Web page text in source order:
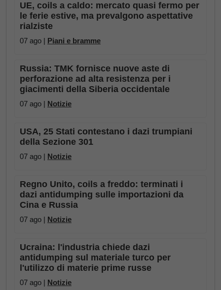
UE, coils a caldo: mercato quasi fermo per
le ferie estive, ma prevalgono aspettative
rialziste
07 ago | Piani e bramme
Russia: TMK fornisce nuove aste di
perforazione ad alta resistenza per i
giacimenti della Siberia occidentale
07 ago | Notizie
USA, 25 Stati contestano i dazi trumpiani
della Sezione 301
07 ago | Notizie
Regno Unito, coils a freddo: terminati i
dazi antidumping sulle importazioni da
Cina e Russia
07 ago | Notizie
Ucraina: l'industria chiede dazi
antidumping sul materiale turco per
l'utilizzo di materie prime russe
07 ago | Notizie